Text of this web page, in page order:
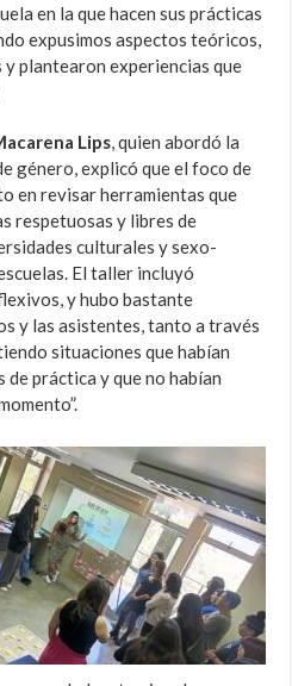
en la que hacen sus prácticas
expusimos aspectos teóricos,
plantearon experiencias que
Lips , quien abordó la
género, explicó que el foco de
en revisar herramientas que
respetuosas y libres de
culturales y sexo-
El taller incluyó
y hubo bastante
y las asistentes, tanto a través
situaciones que habían
de práctica y que no habían